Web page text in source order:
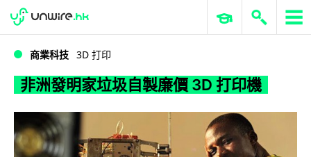
非洲發明家垃圾自製廉價 3D 打印機
WWDC 2026 ERP 與商業 AI
商業科技 3D 打印
非洲發明家垃圾自製廉價 3D 打印機